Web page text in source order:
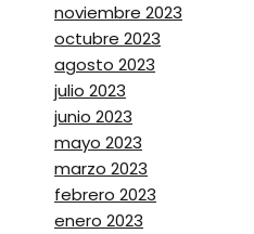
noviembre 2023
octubre 2023
agosto 2023
julio 2023
junio 2023
mayo 2023
marzo 2023
febrero 2023
enero 2023